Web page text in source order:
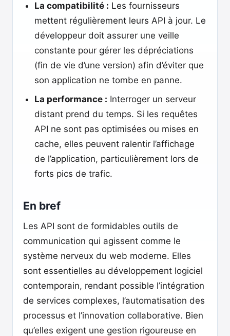
La compatibilité : Les fournisseurs
mettent régulièrement leurs API à jour. Le
développeur doit assurer une veille
constante pour gérer les dépréciations
(fin de vie d’une version) afin d’éviter que
son application ne tombe en panne.
La performance : Interroger un serveur
distant prend du temps. Si les requêtes
API ne sont pas optimisées ou mises en
cache, elles peuvent ralentir l’affichage
de l’application, particulièrement lors de
forts pics de trafic.
En bref
Les API sont de formidables outils de
communication qui agissent comme le
système nerveux du web moderne. Elles
sont essentielles au développement logiciel
contemporain, rendant possible l’intégration
de services complexes, l’automatisation des
processus et l’innovation collaborative. Bien
qu’elles exigent une gestion rigoureuse en